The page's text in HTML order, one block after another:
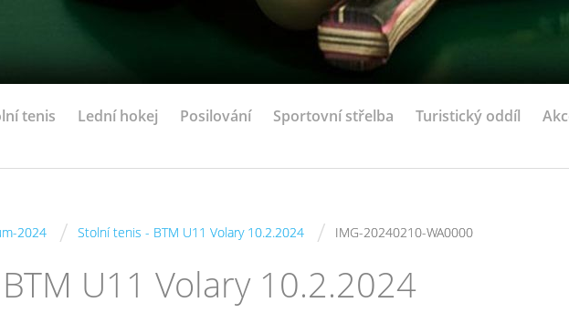
tenis Lední hokej Posilování Sportovní střelba Turistický oddíl
2024 / Stolní tenis - BTM U11 Volary 10.2.2024 / IMG-20240210-WA0000
U11 Volary 10.2.2024